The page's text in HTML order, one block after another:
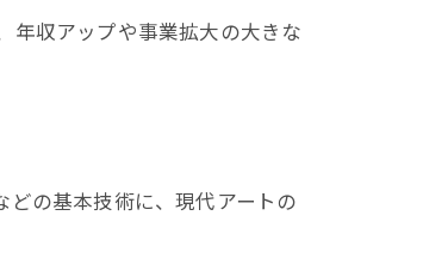
年収アップや事業拡大の大きな
の基本技術に、現代アートの